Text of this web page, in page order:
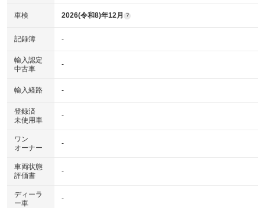
車検 2026(令和8)年12月 ?
記録簿 -
輸入認定
中古車
-
輸入経路 -
登録済
未使用車
-
ワン
オーナー
-
車両状態
評価書
-
ディーラ
ー車
-